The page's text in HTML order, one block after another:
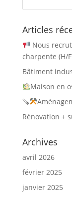
Articles
Nous
charpente (H/
Bâtiment
Maison en
🪚
Rénovation +
Archives
avril 2026
février 2025
janvier 2025